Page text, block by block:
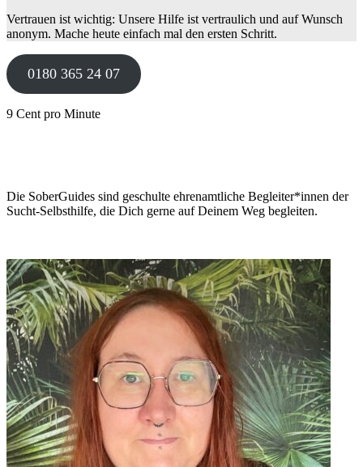
Vertrauen ist wichtig: Unsere Hilfe ist vertraulich und auf Wunsch
anonym. Mache heute einfach mal den ersten Schritt.
0180 365 24 07
9 Cent pro Minute
Die SoberGuides sind geschulte ehrenamtliche Begleiter*innen der
Sucht-Selbsthilfe, die Dich gerne auf Deinem Weg begleiten.